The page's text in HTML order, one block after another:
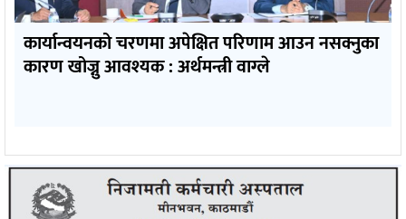
कार्यान्वयनको चरणमा अपेक्षित परिणाम आउन नसक्नुका
कारण खोज्नु आवश्यक : अर्थमन्त्री वाग्ले